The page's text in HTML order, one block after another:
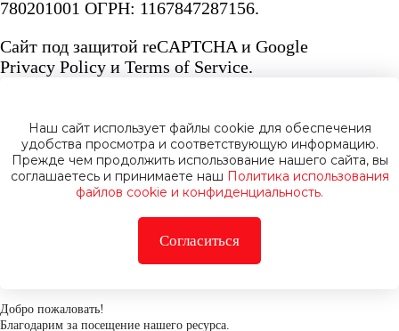
780201001 ОГРН: 1167847287156.
Сайт под защитой reCAPTCHA и Google
Privacy Policy и Terms of Service.
Политика конфиденциальности
Добро пожаловать!
Благодарим за посещение нашего ресурса.
Наш сайт использует файлы cookie для обеспечения
удобства просмотра и соответствующую информацию.
Прежде чем продолжить использование нашего сайта, вы
соглашаетесь и принимаете наш Политика использования
файлов cookie и конфиденциальность.
Согласиться